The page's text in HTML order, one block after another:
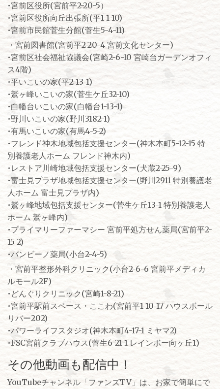
•宮前区役所(宮前平2-20-5）
•宮前区役所向丘出張所(平1-1-10)
•宮前市民館菅生分館(菅生5-4-11)
・宮前図書館(宮前平2-20-4 宮前文化センター)
•宮前区社会福祉協議会(宮崎2-6-10 宮崎台ガーデンオフィ
ス4階)
•平いこいの家(平2-13-1)
•鷲ヶ峰いこいの家(菅生ケ丘32-10)
•白幡台いこいの家(白幡台1-13-1)
•野川いこいの家(野川3182-1)
•有馬いこいの家(有馬4-5-2)
•フレンド神木地域包括支援センター(神木本町5-12-15 特
別養護老人ホーム フレンド神木内)
•レストア川崎地域包括支援センター(犬蔵2-25-9)
•富士見プラザ地域包括支援センター(野川2911 特別養護老
人ホーム 富士見プラザ内)
•鷲ヶ峰地域包括支援センター(菅生ケ丘13-1 特別養護老人
ホーム 鷲ヶ峰内)
•プライマリーファーマシー 宮前平処方せん薬局(宮前平2-
15-2)
•バンビーノ薬局(小台2-4-5)
・宮前平整形外科クリニック(小台2-6-6 宮前平メディカ
ルモール2F)
•どんぐりクリニック(宮崎1-8-21)
•宮前平駅前スペース・ここわ(宮前平1-10-17 ハウスボール
リバー202)
•パワーライフスタジオ(神木本町4-17-1 ミヤマ2)
•FSC宮前クラブハウス(菅生6-21-1 レインボー向ヶ丘1)
その他動画も配信中！
YouTubeチャンネル「ファンズTV」は、お家で簡単にで